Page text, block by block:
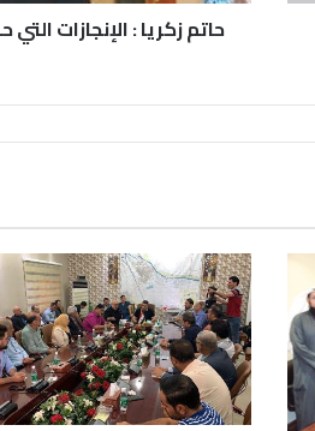
حاتم زكريا : الإنجازات